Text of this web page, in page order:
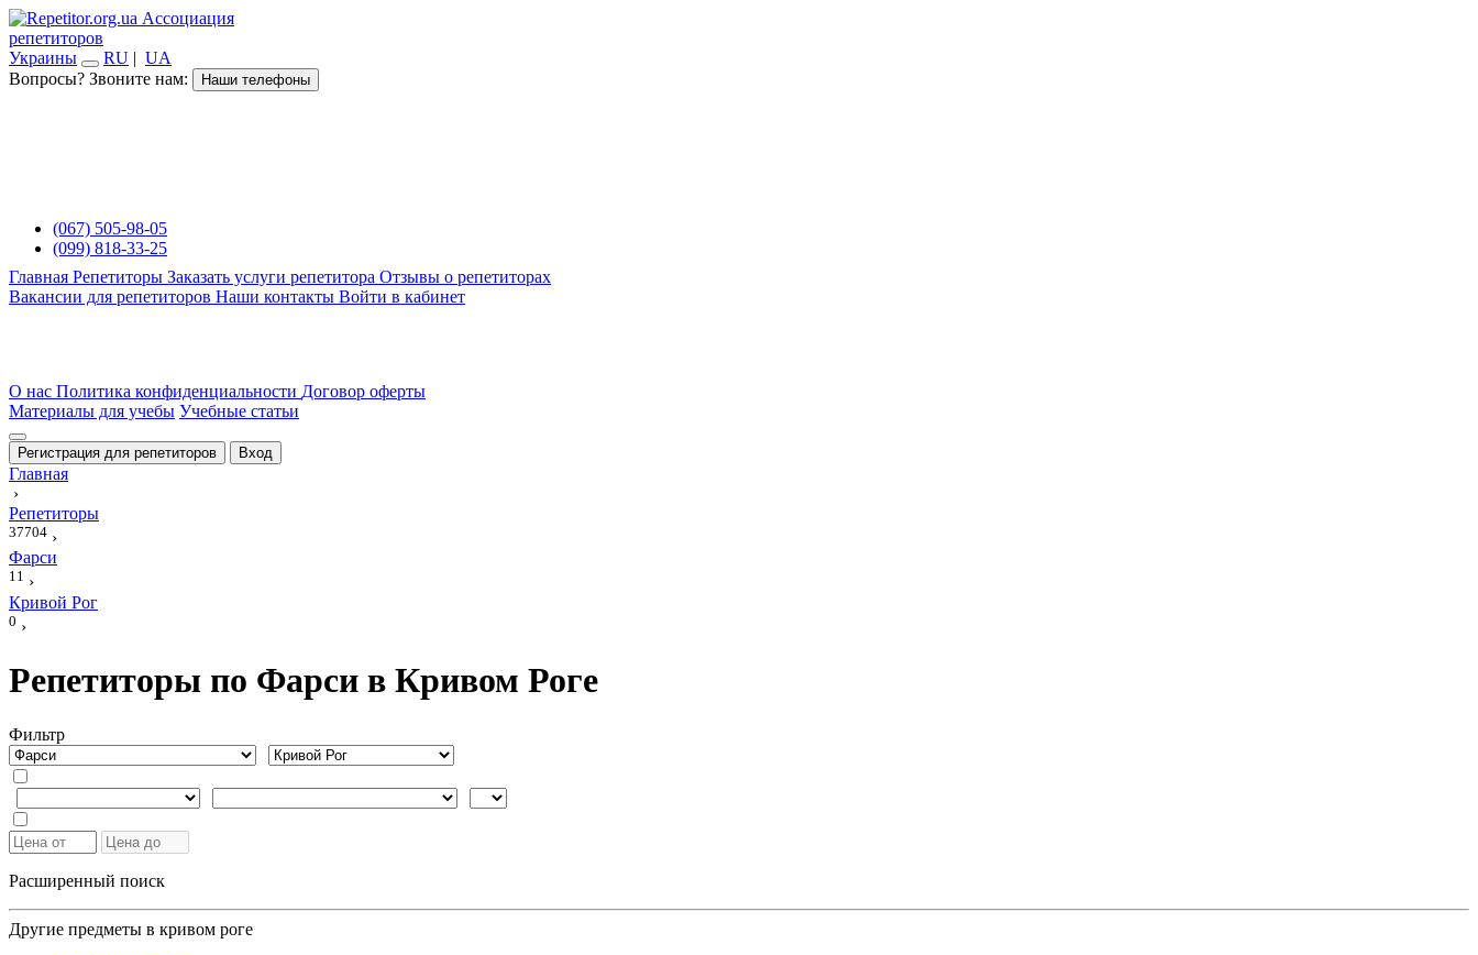
Ассоциация
репетиторов
Украины
RU | UA
Вопросы? Звоните нам:
Наши телефоны
(067) 505-98-05
(099) 818-33-25
Главная Репетиторы Заказать услуги репетитора Отзывы о репетиторах
Вакансии для репетиторов Наши контакты Войти в кабинет
О нас Политика конфиденциальности Договор оферты
Материалы для учебы Учебные статьи
Регистрация для репетиторов Вход
Главная
›
Репетиторы
37704 ›
Фарси
11 ›
Кривой Рог
0 ›
Репетиторы по Фарси в Кривом Роге
Фильтр
Расширенный поиск
Другие предметы в кривом роге